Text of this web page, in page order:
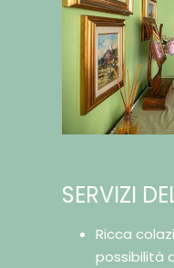
SERVIZI
Ricca
possibilità